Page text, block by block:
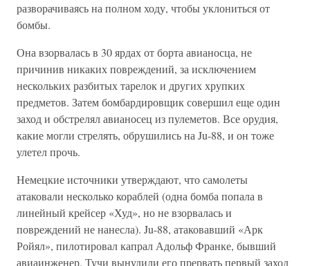
разворачиваясь на полном ходу, чтобы уклониться от
бомбы.
Она взорвалась в 30 ярдах от борта авианосца, не
причинив никаких повреждений, за исключением
нескольких разбитых тарелок и других хрупких
предметов. Затем бомбардировщик совершил еще один
заход и обстрелял авианосец из пулеметов. Все орудия,
какие могли стрелять, обрушились на Ju-88, и он тоже
улетел прочь.
Немецкие источники утверждают, что самолеты
атаковали несколько кораблей (одна бомба попала в
линейный крейсер «Худ», но не взорвалась и
повреждений не нанесла). Ju-88, атаковавший «Арк
Ройял», пилотировал капрал Адольф Франке, бывший
авиаинженер. Тучи вынудили его прервать первый заход